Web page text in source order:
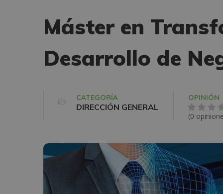
Máster en
Desarrollo de
CATEGORÍA
DIRECCIÓN GENERAL
OPINIÓN
(0